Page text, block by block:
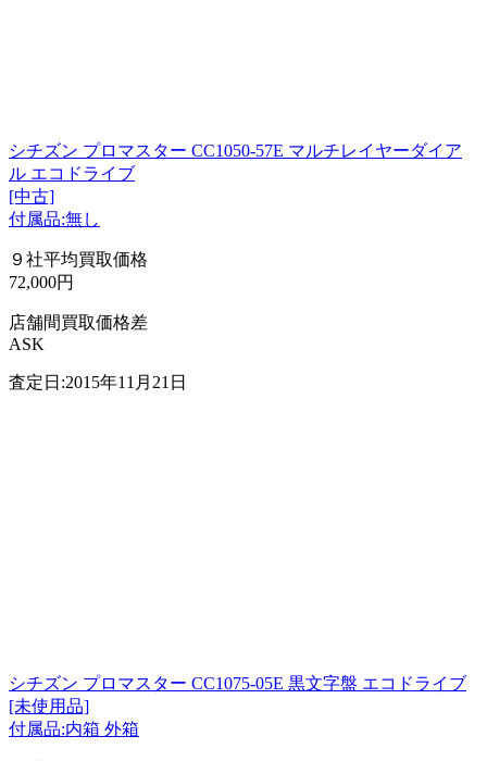
シチズン プロマスター CC1050-57E マルチレイヤーダイア
ル エコドライブ
[中古]
付属品:無し
９社平均買取価格
72,000円
店舗間買取価格差
ASK
査定日:2015年11月21日
シチズン プロマスター CC1075-05E 黒文字盤 エコドライブ
[未使用品]
付属品:内箱 外箱